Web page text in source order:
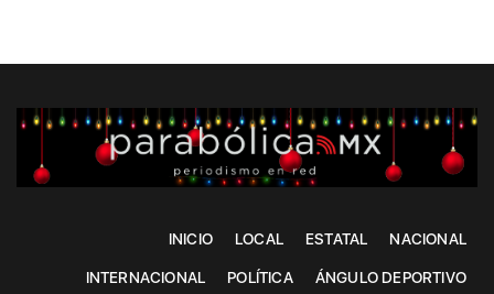
INICIO LOCAL ESTATAL NACIONAL
INTERNACIONAL POLÍTICA ÁNGULO DEPORTIVO